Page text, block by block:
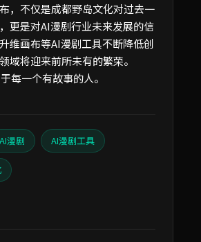
，不仅是成都野岛文化对过去一
更是对AI漫剧行业未来发展的信
维画布等AI漫剧工具不断降低创
域将迎来前所未有的繁荣。
每一个有故事的人。
AI漫剧 AI漫剧工具